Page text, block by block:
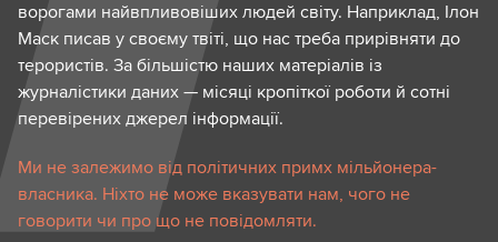
ворогами найвпливовіших людей світу. Наприклад, Ілон
Маск писав у своєму твіті, що нас треба прирівняти до
терористів. За більшістю наших матеріалів із
журналістики даних — місяці кропіткої роботи й сотні
перевірених джерел інформації.
Ми не залежимо від політичних примх мільйонера-
власника. Ніхто не може вказувати нам, чого не
говорити чи про що не повідомляти.